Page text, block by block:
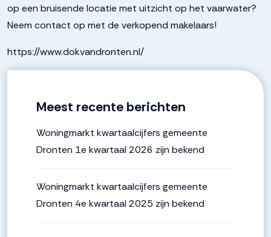
op een bruisende locatie met uitzicht op het vaarwater?
Neem contact op met de verkopend makelaars!
https://www.dokvandronten.nl/
Meest recente berichten
Woningmarkt kwartaalcijfers gemeente
Dronten 1e kwartaal 2026 zijn bekend
Woningmarkt kwartaalcijfers gemeente
Dronten 4e kwartaal 2025 zijn bekend